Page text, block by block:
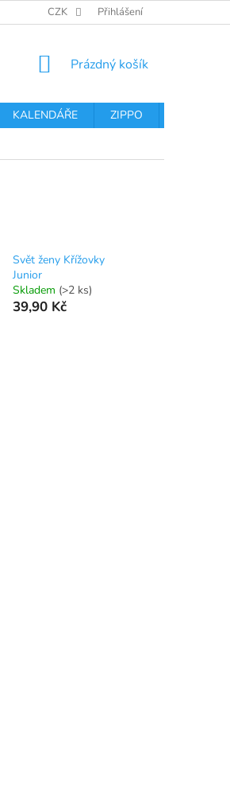
PODMÍNKY OCHRANY OSOBNÍCH
CZK Přihlášení
NÁKUPNÍ
Prázdný košík
KALENDÁŘE ZIPPO
Svět ženy Křížovky
Junior
Skladem (>2 ks)
39,90 Kč